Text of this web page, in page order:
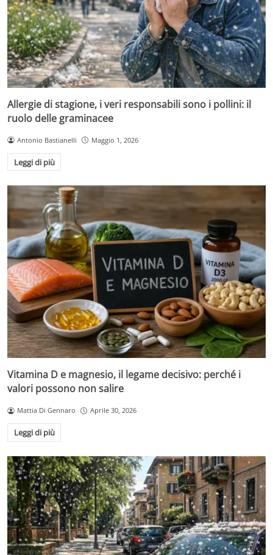
Allergie di stagione, i veri responsabili sono i pollini: il
ruolo delle graminacee
Antonio Bastianelli Maggio 1, 2026
Leggi di più
Vitamina D e magnesio, il legame decisivo: perché i
valori possono non salire
Mattia Di Gennaro Aprile 30, 2026
Leggi di più